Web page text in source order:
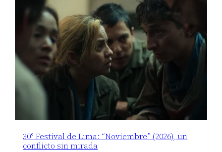
30° Festival de Lima: “Noviembre” (2026), un
conflicto sin mirada